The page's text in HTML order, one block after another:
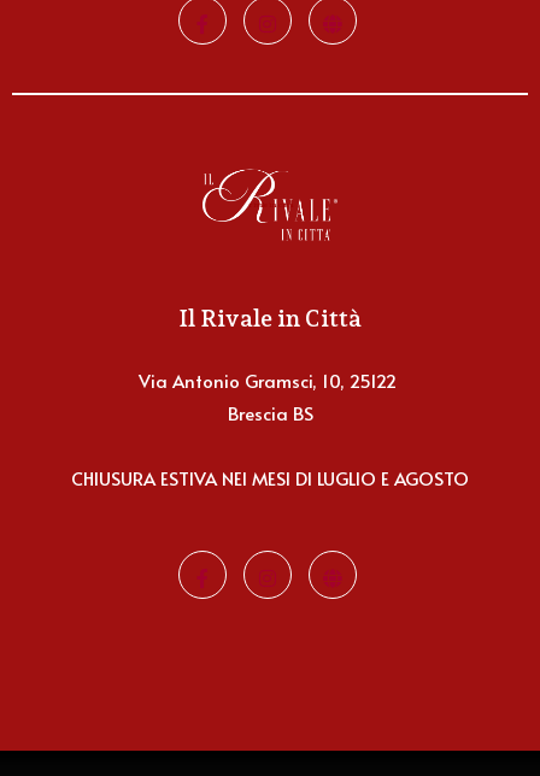
rivale in città
Il Rivale in Città
Via Antonio Gramsci, 10, 25122
Brescia BS
CHIUSURA ESTIVA NEI MESI DI LUGLIO E AGOSTO